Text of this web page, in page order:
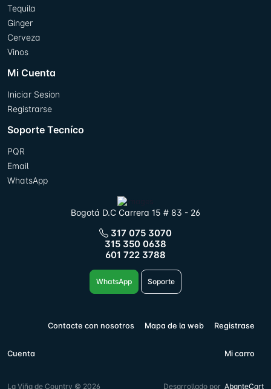
Tequila
Ginger
Cerveza
Vinos
Mi Cuenta
Iniciar Sesion
Registrarse
Soporte Tecníco
PQR
Email
WhatsApp
Bogotá D.C Carrera 15 # 83 - 26
317 075 3070
315 350 0638
601 722 3788
WhatsApp Soporte
Contacte con nosotros Mapa de la web Registrase
Cuenta Mi carro
La Viña de Country © 2026 Desarrollado por AbanteCart